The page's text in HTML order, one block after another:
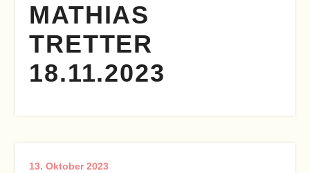
MATHIAS
TRETTER
18.11.2023
13. Oktober 2023